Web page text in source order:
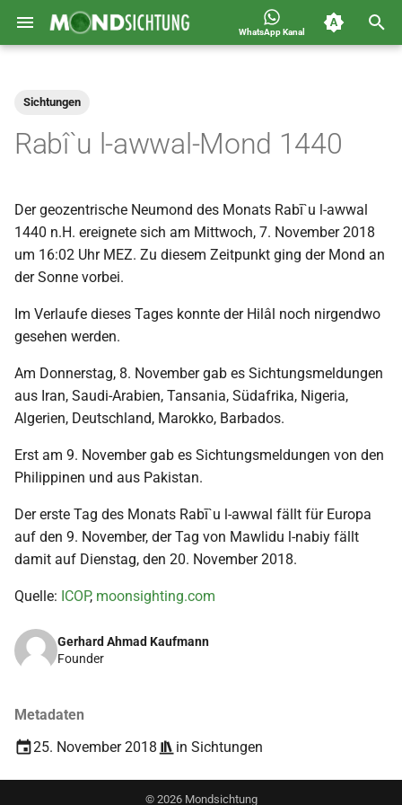
WhatsApp Kanal
h
i
r
d
n
i
t
i
a
l
i
r
t
Deutschland 1400-1449 n.H.
2023
2022
2020
2019
2017
2016
2015
2013
2011
Islam
Mondsichtung
Spot
Video
Gerhard Ahmad Kaufmann
Founder
Metadaten
25. November 2018
in Sichtungen
Sichtungen
Rabî`u l-awwal-Mond 1440
Der geozentrische Neumond des Monats Rabī`u l-awwal
1440 n.H. ereignete sich am Mittwoch, 7. November 2018
um 16:02 Uhr MEZ. Zu diesem Zeitpunkt ging der Mond an
der Sonne vorbei.
Im Verlaufe dieses Tages konnte der Hilâl noch nirgendwo
gesehen werden.
Am Donnerstag, 8. November gab es Sichtungsmeldungen
aus Iran, Saudi-Arabien, Tansania, Südafrika, Nigeria,
Algerien, Deutschland, Marokko, Barbados.
Erst am 9. November gab es Sichtungsmeldungen von den
Philippinen und aus Pakistan.
Der erste Tag des Monats Rabī`u l-awwal fällt für Europa
auf den 9. November, der Tag von Mawlidu l-nabiy fällt
damit auf Dienstag, den 20. November 2018.
Quelle: ICOP, moonsighting.com
© 2026Mondsichtung